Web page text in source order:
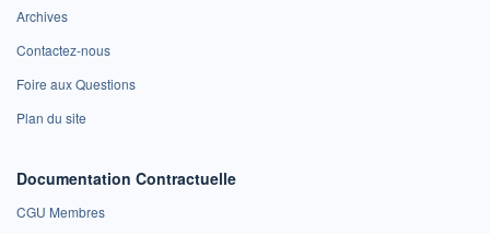
Archives
Contactez-nous
Foire aux Questions
Plan du site
Documentation Contractuelle
CGU Membres